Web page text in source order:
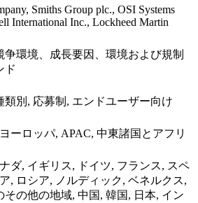
Smiths Group plc., OSI Systems
International Inc., Lockheed Martin
争環境、成長要因、環境および規制
ド
類別, 応募制, エンドユーザー向け
ーロッパ, APAC, 中東諸国とアフリ
ダ, イギリス, ドイツ, フランス, スペ
, ロシア, ノルディック, ベネルクス,
その他の地域, 中国, 韓国, 日本, イン